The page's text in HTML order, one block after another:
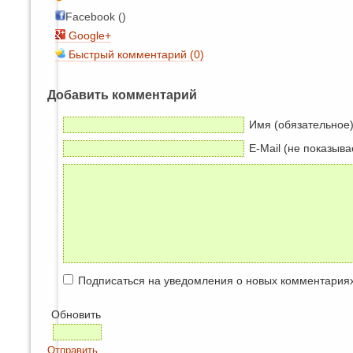
Facebook ()
Google+
Быстрый комментарий (0)
Добавить комментарий
Имя (обязательное)
E-Mail (не
Подписаться на уведомления о новых
Обновить
Отправить